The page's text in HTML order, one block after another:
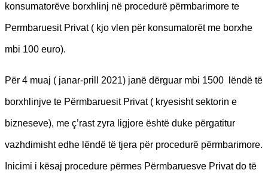
konsumatorëve borxhlinj në procedurë përmbarimore te
Permbaruesit Privat ( kjo vlen për konsumatorët me borxhe
mbi 100 euro).
Për 4 muaj ( janar-prill 2021) janë dërguar mbi 1500 lëndë të
borxhlinjve te Përmbaruesit Privat ( kryesisht sektorin e
bizneseve), me ç’rast zyra ligjore është duke përgatitur
vazhdimisht edhe lëndë të tjera për procedurë përmbarimore.
Inicimi i kësaj procedure përmes Përmbaruesve Privat do të